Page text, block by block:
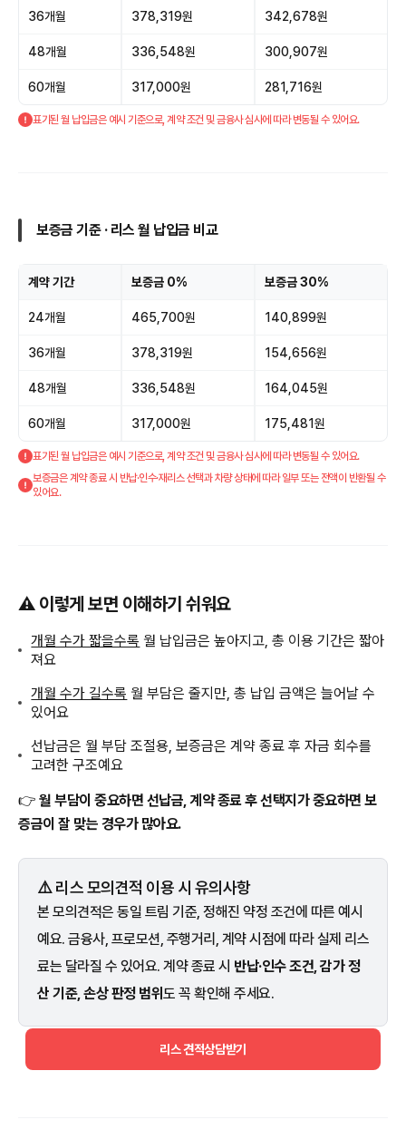
36개월 378,319원 342,678원
48개월 336,548원 300,907원
60개월 317,000원 281,716원
표기된 월 납입금은 예시 기준으로, 계약 조건 및 금융사 심사에 따라 변동될 수 있어요.
보증금 기준 · 리스 월 납입금 비교
계약 기간 보증금 0% 보증금 30%
24개월 465,700원 140,899원
36개월 378,319원 154,656원
48개월 336,548원 164,045원
60개월 317,000원 175,481원
표기된 월 납입금은 예시 기준으로, 계약 조건 및 금융사 심사에 따라 변동될 수 있어요.
보증금은 계약 종료 시 반납·인수·재리스 선택과 차량 상태에 따라 일부 또는 전액이 반환될 수
있어요.
⚠️ 이렇게 보면 이해하기 쉬워요
개월 수가 짧을수록 월 납입금은 높아지고, 총 이용 기간은 짧아
져요
개월 수가 길수록 월 부담은 줄지만, 총 납입 금액은 늘어날 수
있어요
선납금은 월 부담 조절용, 보증금은 계약 종료 후 자금 회수를
고려한 구조예요
👉 월 부담이 중요하면 선납금, 계약 종료 후 선택지가 중요하면 보
증금이 잘 맞는 경우가 많아요.
⚠️ 리스 모의견적 이용 시 유의사항
본 모의견적은 동일 트림 기준, 정해진 약정 조건에 따른 예시
예요. 금융사, 프로모션, 주행거리, 계약 시점에 따라 실제 리스
료는 달라질 수 있어요. 계약 종료 시 반납·인수 조건, 감가 정
산 기준, 손상 판정 범위도 꼭 확인해 주세요.
리스 견적상담받기